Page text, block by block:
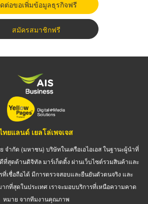
ต่อขอเพิ่มข้อมูลธุรกิจฟรี
สมัครสมาชิกฟรี
ทยแลนด์ เยลโล่เพจเจส
จำกัด (มหาชน) บริษัทในเครือเอไอเอส ในฐานะผู้นำที่
สุดด้านดิจิทัล มาร์เก็ตติ้ง ผ่านเว็บไซต์รวมสินค้าและ
ที่เชื่อถือได้ มีการตรวจสอบและยืนยันตัวตนจริง และ
กที่สุดในประเทศ เราจะมอบบริการที่เหนือความคาด
หมาย จากทีมงานคุณภาพ